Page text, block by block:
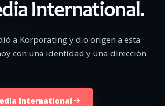
International.
a Korporating y dio origen a esta
con una identidad y una dirección
International